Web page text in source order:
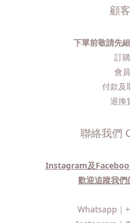
顧
下單前敬請先
訂
會
付款及
退換
聯絡我們
Instagram及
歡迎追蹤我們
Whatsapp｜